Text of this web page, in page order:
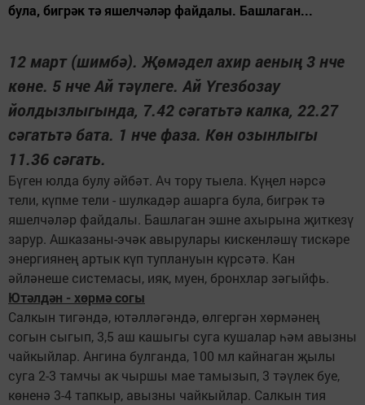
була, бигрәк тә яшелчәләр файдалы. Башлаган...
12 март (шимбә). Җөмәдел ахир аеның 3 нче
көне. 5 нче Ай тәүлеге. Ай Үгезбозау
йолдызлыгында, 7.42 сәгатьтә калка, 22.27
сәгатьтә бата. 1 нче фаза. Көн озынлыгы
11.36 сәгать.
Бүген юлда булу әйбәт. Ач тору тыела. Күңел нәрсә
тели, күпме тели - шулкадәр ашарга була, бигрәк тә
яшелчәләр файдалы. Башлаган эшне ахырына җиткезү
зарур. Ашказаны-эчәк авырулары кискенләшү тискәре
энергиянең артык күп туплануын күрсәтә. Кан
әйләнеше системасы, ияк, муен, бронхлар зәгыйфь.
Ютәлдән - хөрмә согы
Салкын тигәндә, ютәлләгәндә, өлгергән хөрмәнең
согын сыгып, 3,5 аш кашыгы суга кушалар һәм авызны
чайкыйлар. Ангина булганда, 100 мл кайнаган җылы
суга 2-3 тамчы ак чыршы мае тамызып, 3 тәүлек буе,
көненә 3-4 тапкыр, авызны чайкыйлар. Салкын тия